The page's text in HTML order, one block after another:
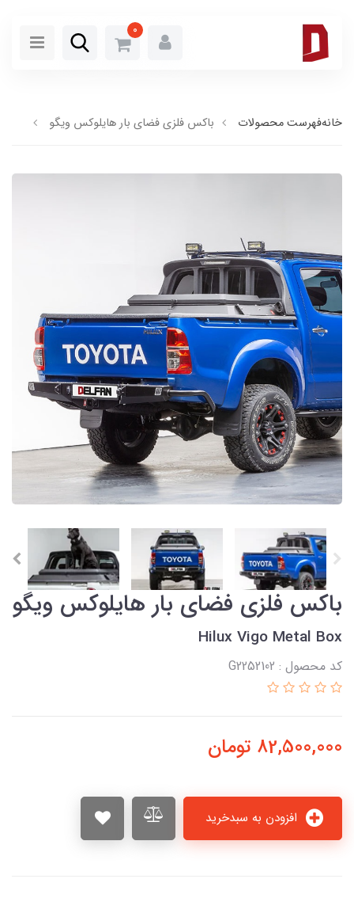
0
خانهفهرست محصولات باکس فلزی فضای بار هایلوکس ویگو
باکس فلزی فضای بار هایلوکس ویگو
Hilux Vigo Metal Box
کد محصول : G2252102
82,500,000 تومان